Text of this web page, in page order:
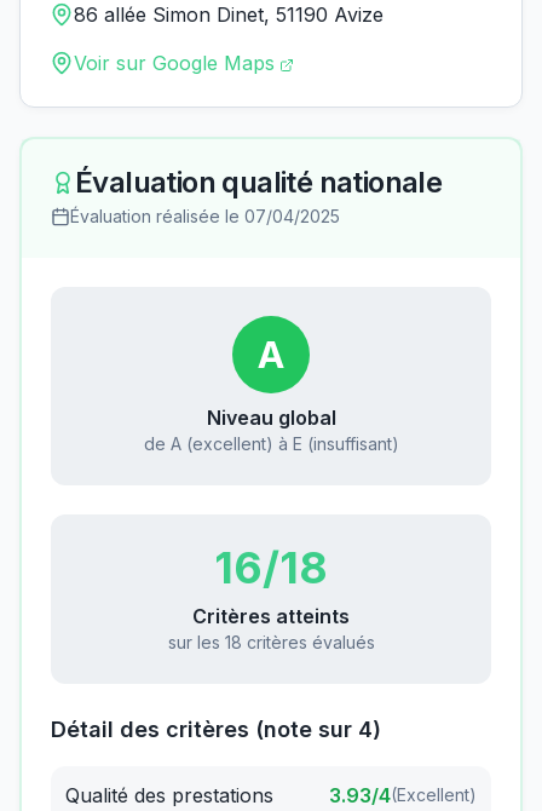
86 allée Simon Dinet, 51190 Avize
Voir sur Google Maps
Évaluation qualité nationale
Évaluation réalisée le 07/04/2025
A
Niveau global
de A (excellent) à E (insuffisant)
16/18
Critères atteints
sur les 18 critères évalués
Détail des critères (note sur 4)
Qualité des prestations 3.93/4(Excellent)